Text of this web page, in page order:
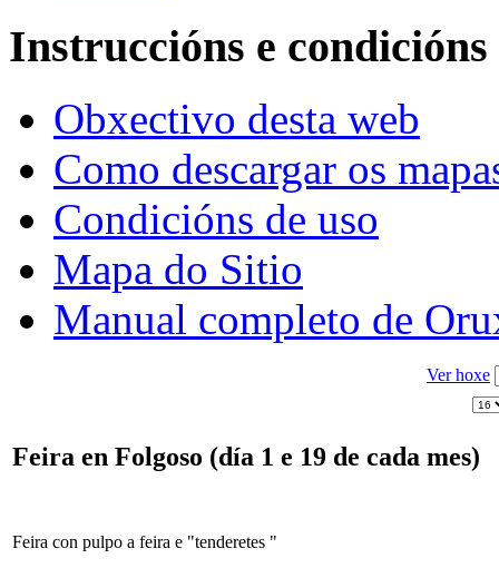
Instruccións e condicións
Obxectivo desta web
Como descargar os
Condicións de uso
Mapa do Sitio
Manual completo de
Ver hoxe
Feira en Folgoso (día 1 e 19 de cada mes)
Feira con pulpo a feira e "tenderetes "